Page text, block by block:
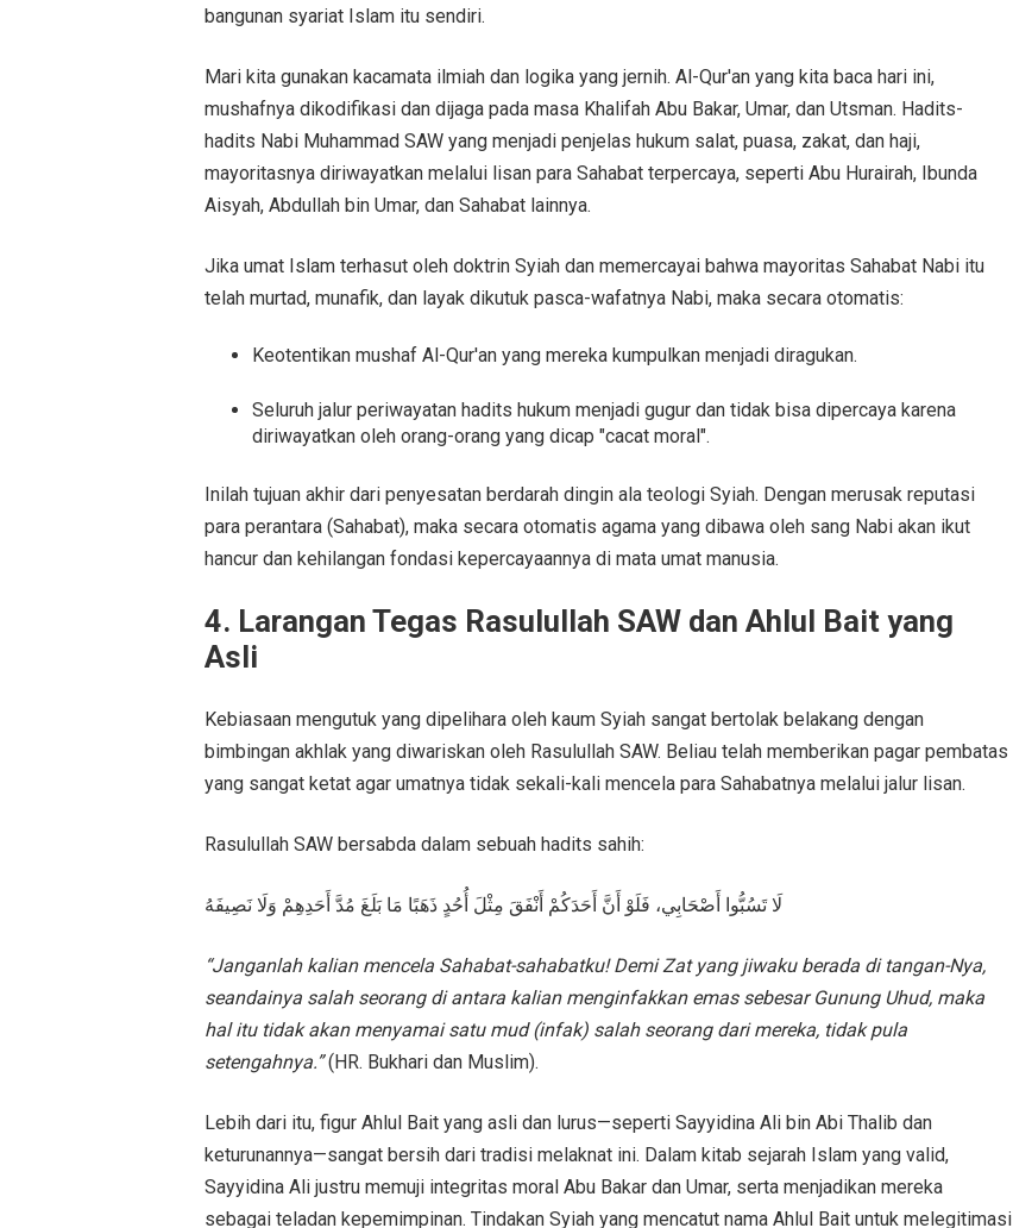
bangunan syariat Islam itu sendiri.
Mari kita gunakan kacamata ilmiah dan logika yang jernih. Al-Qur'an yang kita baca hari ini,
mushafnya dikodifikasi dan dijaga pada masa Khalifah Abu Bakar, Umar, dan Utsman. Hadits-
hadits Nabi Muhammad SAW yang menjadi penjelas hukum salat, puasa, zakat, dan haji,
mayoritasnya diriwayatkan melalui lisan para Sahabat terpercaya, seperti Abu Hurairah, Ibunda
Aisyah, Abdullah bin Umar, dan Sahabat lainnya.
Jika umat Islam terhasut oleh doktrin Syiah dan memercayai bahwa mayoritas Sahabat Nabi itu
telah murtad, munafik, dan layak dikutuk pasca-wafatnya Nabi, maka secara otomatis:
Keotentikan mushaf Al-Qur'an yang mereka kumpulkan menjadi diragukan.
Seluruh jalur periwayatan hadits hukum menjadi gugur dan tidak bisa dipercaya karena
diriwayatkan oleh orang-orang yang dicap "cacat moral".
Inilah tujuan akhir dari penyesatan berdarah dingin ala teologi Syiah. Dengan merusak reputasi
para perantara (Sahabat), maka secara otomatis agama yang dibawa oleh sang Nabi akan ikut
hancur dan kehilangan fondasi kepercayaannya di mata umat manusia.
4. Larangan Tegas Rasulullah SAW dan Ahlul Bait yang
Asli
Kebiasaan mengutuk yang dipelihara oleh kaum Syiah sangat bertolak belakang dengan
bimbingan akhlak yang diwariskan oleh Rasulullah SAW. Beliau telah memberikan pagar pembatas
yang sangat ketat agar umatnya tidak sekali-kali mencela para Sahabatnya melalui jalur lisan.
Rasulullah SAW bersabda dalam sebuah hadits sahih:
لَا تَسُبُّوا أَصْحَابِي، فَلَوْ أَنَّ أَحَدَكُمْ أَنْفَقَ مِثْلَ أُحُدٍ ذَهَبًا مَا بَلَغَ مُدَّ أَحَدِهِمْ وَلَا نَصِيفَهُ
“Janganlah kalian mencela Sahabat-sahabatku! Demi Zat yang jiwaku berada di tangan-Nya,
seandainya salah seorang di antara kalian menginfakkan emas sebesar Gunung Uhud, maka
hal itu tidak akan menyamai satu mud (infak) salah seorang dari mereka, tidak pula
setengahnya.”(HR. Bukhari dan Muslim).
Lebih dari itu, figur Ahlul Bait yang asli dan lurus—seperti Sayyidina Ali bin Abi Thalib dan
keturunannya—sangat bersih dari tradisi melaknat ini. Dalam kitab sejarah Islam yang valid,
Sayyidina Ali justru memuji integritas moral Abu Bakar dan Umar, serta menjadikan mereka
sebagai teladan kepemimpinan. Tindakan Syiah yang mencatut nama Ahlul Bait untuk melegitimasi